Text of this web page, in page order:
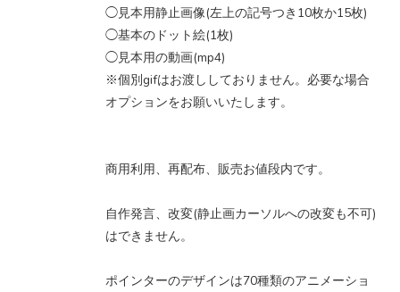
◯見本用静止画像(左上の記号つき10枚か15枚)
◯基本のドット絵(1枚)
◯見本用の動画(mp4)
※個別gifはお渡ししておりません。必要な場合
オプションをお願いいたします。
商用利用、再配布、販売お値段内です。
自作発言、改変(静止画カーソルへの改変も不可)
はできません。
ポインターのデザインは70種類のアニメーショ